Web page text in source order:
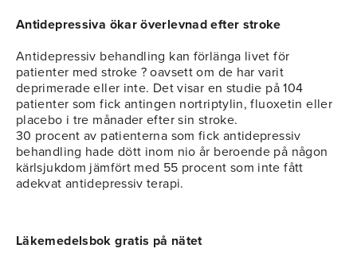
Antidepressiva ökar överlevnad efter stroke
Antidepressiv behandling kan förlänga livet för
patienter med stroke ? oavsett om de har varit
deprimerade eller inte. Det visar en studie på 104
patienter som fick antingen nortriptylin, fluoxetin eller
placebo i tre månader efter sin stroke.
30 procent av patienterna som fick antidepressiv
behandling hade dött inom nio år beroende på någon
kärlsjukdom jämfört med 55 procent som inte fått
adekvat antidepressiv terapi.
Läkemedelsbok gratis på nätet